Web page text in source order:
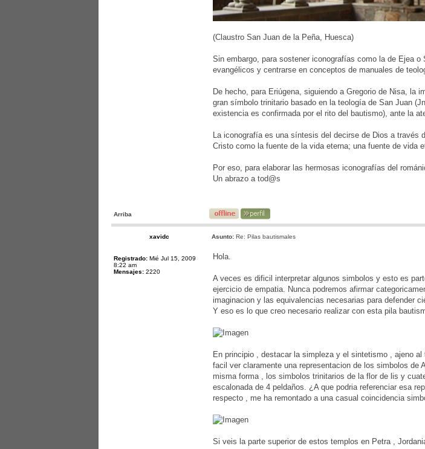
(Claustro San Juan de la Peña, Huesca)
Sin embargo, para sostener iconografías como la de Ejea
evangélicos y centrarse en conceptos de manuales de
De hecho, para Eriúgena, siguiendo a Gregorio de Nisa, la
gran símbolo trinitario basado en la teología de San Juan
existencia es confirmada por el rito del bautismo), ante la
La iconografía es una síntesis del decirse de Dios a través
Cristo como la fuente de la vida eterna; una fuente de vida
Por eso, para elaborar las hermosas iconografías del
Un abrazo a tod@s
Arriba
xavidc Asunto: Re: Pilas bautismales
Registrado: Mié Jul 15, 2009
8:22 am
Mensajes: 2220
Hola.
A veces es dificil interpretar algunos simbolos y esto es
ejercicio de empatia. Nunca podremos afirmar
imaginacion y las equivalencias necesarias para defender
Y eso es lo que creo necesario realizar con esta pila
En principio , destacar la simpleza y el sintetismo , ajeno
facil ver claramente una representacion de los simbolos
misma forma , los simbolos trinitarios de la flor de lis y
escalonada de 4 peldaños. ¿A que podria referenciar esa
respecto , me ha remontado a una casual coincidencia
Si veis la parte superior de estos templos en Petra ,